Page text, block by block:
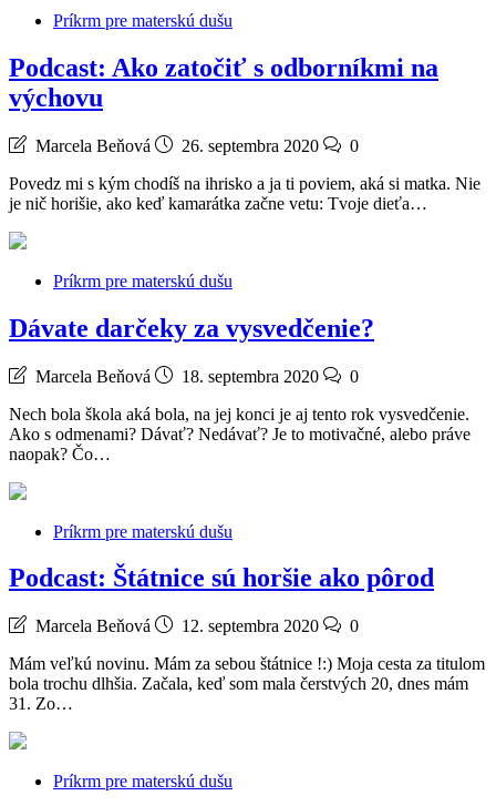
Príkrm pre materskú dušu
Podcast: Ako zatočiť s odborníkmi na
výchovu
Marcela Beňová 26. septembra 2020
0
Povedz mi s kým chodíš na ihrisko a ja ti poviem, aká si matka. Nie
je nič horišie, ako keď kamarátka začne vetu: Tvoje dieťa…
Príkrm pre materskú dušu
Dávate darčeky za vysvedčenie?
Marcela Beňová 18. septembra 2020
0
Nech bola škola aká bola, na jej konci je aj tento rok vysvedčenie.
Ako s odmenami? Dávať? Nedávať? Je to motivačné, alebo práve
naopak? Čo…
Príkrm pre materskú dušu
Podcast: Štátnice sú horšie ako pôrod
Marcela Beňová 12. septembra 2020
0
Mám veľkú novinu. Mám za sebou štátnice !:) Moja cesta za titulom
bola trochu dlhšia. Začala, keď som mala čerstvých 20, dnes mám
31. Zo…
Príkrm pre materskú dušu